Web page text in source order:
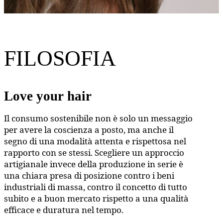
FILOSOFIA
Love your hair
Il consumo sostenibile non è solo un messaggio
per avere la coscienza a posto, ma anche il
segno di una modalità attenta e rispettosa nel
rapporto con se stessi. Scegliere un approccio
artigianale invece della produzione in serie è
una chiara presa di posizione contro i beni
industriali di massa, contro il concetto di tutto
subito e a buon mercato rispetto a una qualità
efficace e duratura nel tempo.